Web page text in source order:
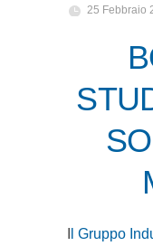
25 Febbraio
l Gruppo